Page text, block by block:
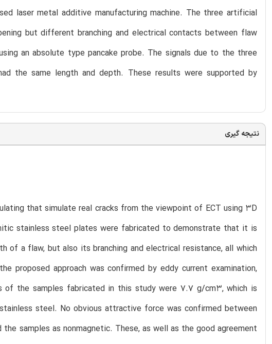
laser metal additive manufacturing machine. The three artificial
but different branching and electrical contacts between flaw
an absolute type pancake probe. The signals due to the three
the same length and depth. These results were supported by
نتیجه گیری
that simulate real cracks from the viewpoint of ECT using 3D
stainless steel plates were fabricated to demonstrate that it is
a flaw, but also its branching and electrical resistance, all which
approach was confirmed by eddy current examination,
of the samples fabricated in this study were 7.7 g/cm3, which is
steel. No obvious attractive force was confirmed between
samples as nonmagnetic. These, as well as the good agreement